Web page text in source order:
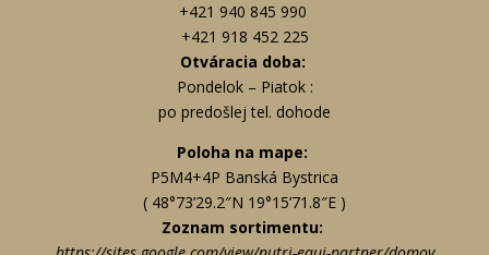
+421 940 845 990
+421 918 452 225
Otváracia doba:
Pondelok – Piatok :
po predošlej tel. dohode
Poloha na mape:
P5M4+4P Banská Bystrica
( 48°73’29.2″N 19°15’71.8″E )
Zoznam sortimentu: